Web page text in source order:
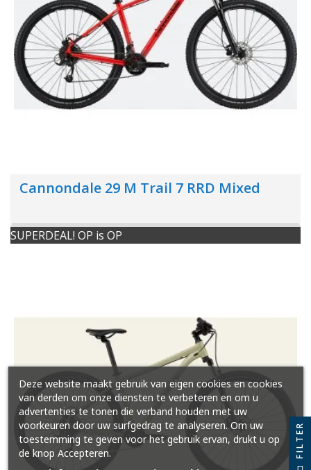
Cannondale 29 M Trail 7 RRD Mixed
SUPERDEAL! OP is OP
Deze website maakt gebruik van eigen cookies en cookies
van derden om onze diensten te verbeteren en om u
advertenties te tonen die verband houden met uw
voorkeuren door uw surfgedrag te analyseren. Om uw
toestemming te geven voor het gebruik ervan, drukt u op
de knop Accepteren.
FILTER